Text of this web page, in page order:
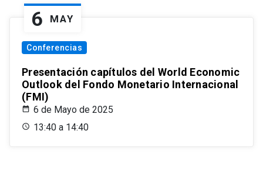
6 MAY
Conferencias
Presentación capítulos del World Economic
Outlook del Fondo Monetario Internacional
(FMI)
6 de Mayo de 2025
13:40 a 14:40